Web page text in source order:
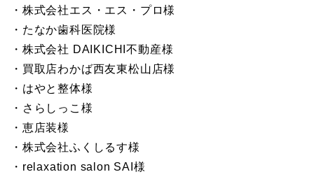
・株式会社エス・エス・プロ様
・たなか歯科医院様
・株式会社 DAIKICHI不動産様
・買取店わかば西友東松山店様
・はやと整体様
・さらしっこ様
・恵店装様
・株式会社ふくしるす様
・relaxation salon SAI様